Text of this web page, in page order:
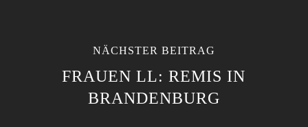
NÄCHSTER BEITRAG
FRAUEN LL: REMIS IN
BRANDENBURG